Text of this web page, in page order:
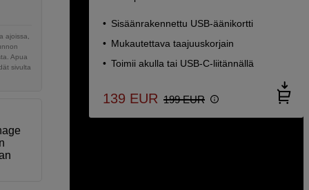
ajoissa,
Apua
sivulta
Sisäänrakennettu USB-äänikortti
Mukautettava taajuuskorjain
Toimii akulla tai USB-C-liitännällä
139 EUR 199 EUR